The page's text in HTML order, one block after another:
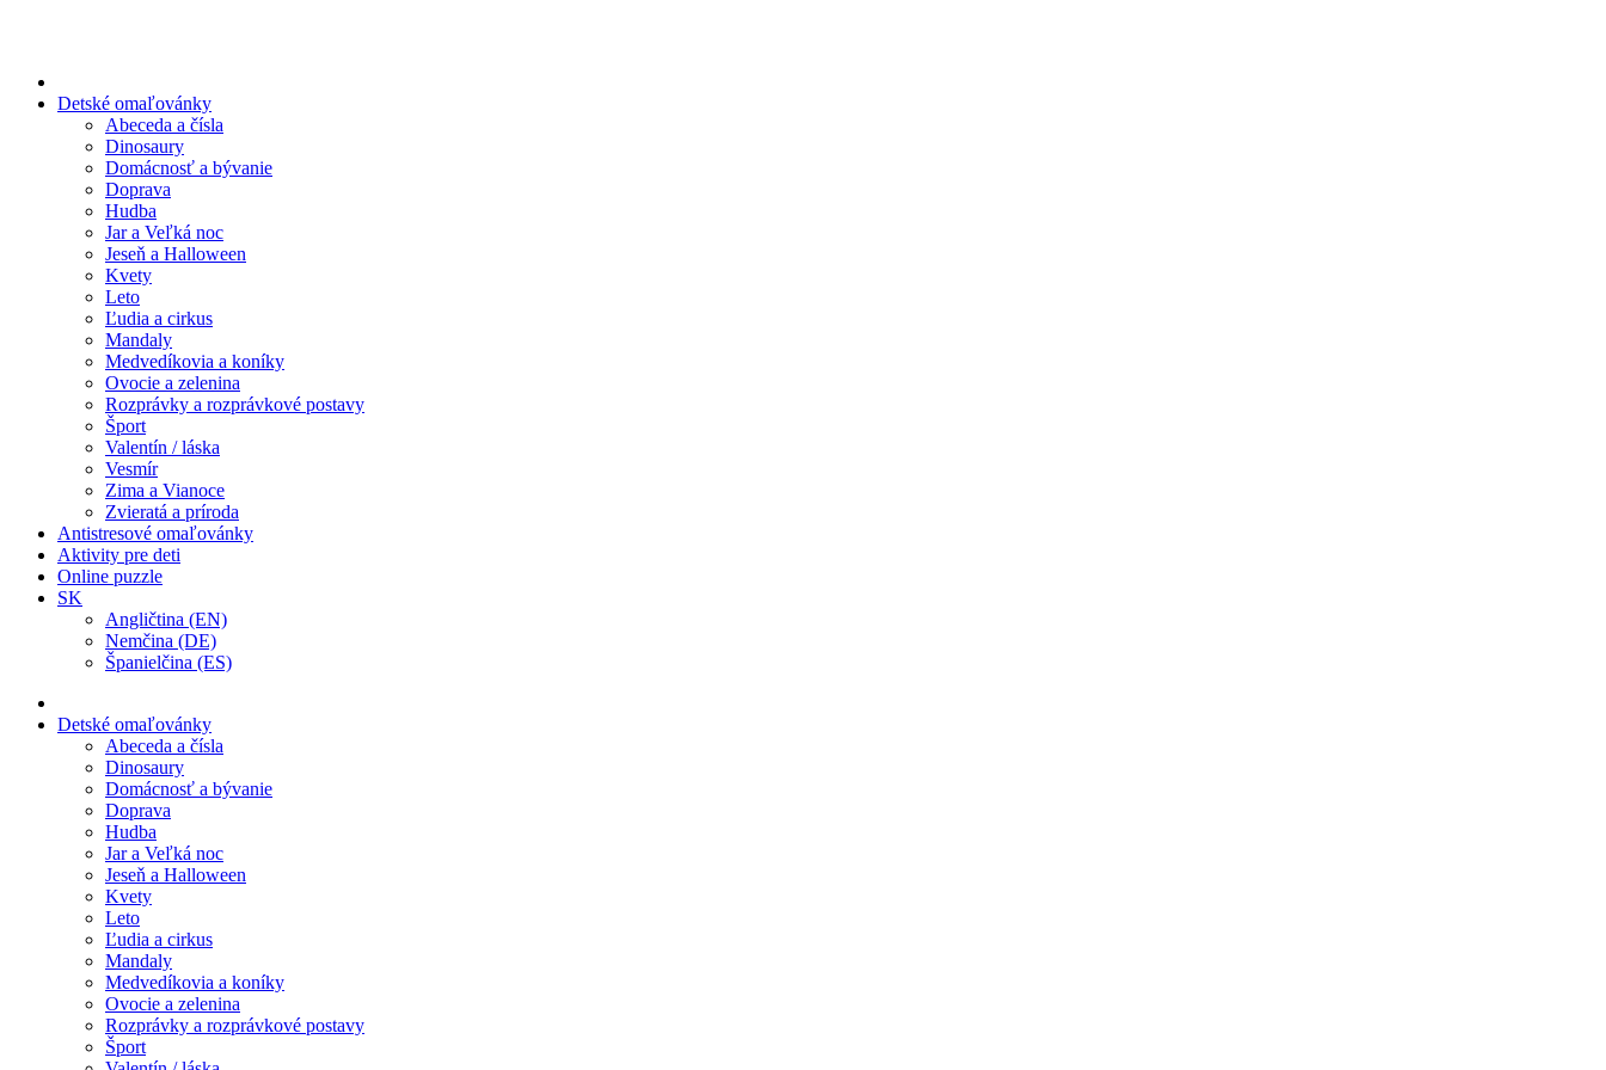
Detské omaľovánky
Abeceda a čísla
Dinosaury
Domácnosť a bývanie
Doprava
Hudba
Jar a Veľká noc
Jeseň a Halloween
Kvety
Leto
Ľudia a cirkus
Mandaly
Medvedíkovia a koníky
Ovocie a zelenina
Rozprávky a rozprávkové postavy
Šport
Valentín / láska
Vesmír
Zima a Vianoce
Zvieratá a príroda
Antistresové omaľovánky
Aktivity pre deti
Online puzzle
SK
Angličtina (EN)
Nemčina (DE)
Španielčina (ES)
Detské omaľovánky
Abeceda a čísla
Dinosaury
Domácnosť a bývanie
Doprava
Hudba
Jar a Veľká noc
Jeseň a Halloween
Kvety
Leto
Ľudia a cirkus
Mandaly
Medvedíkovia a koníky
Ovocie a zelenina
Rozprávky a rozprávkové postavy
Šport